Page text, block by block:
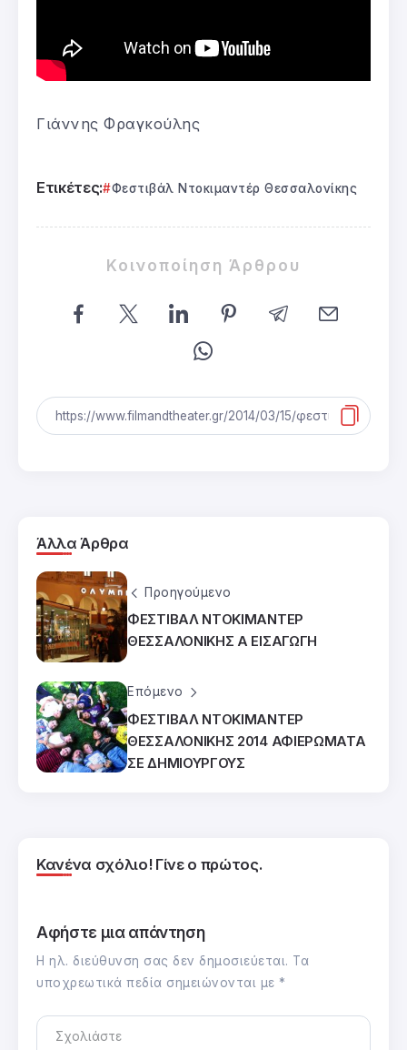
Γιάννης Φραγκούλης
Ετικέτες: Φεστιβάλ Ντοκιμαντέρ Θεσσαλονίκης
Κοινοποίηση Άρθρου
Άλλα Άρθρα
Προηγούμενο
ΦΕΣΤΙΒΑΛ ΝΤΟΚΙΜΑΝΤΕΡ
ΘΕΣΣΑΛΟΝΙΚΗΣ Α ΕΙΣΑΓΩΓΗ
Επόμενο
ΦΕΣΤΙΒΑΛ ΝΤΟΚΙΜΑΝΤΕΡ
ΘΕΣΣΑΛΟΝΙΚΗΣ 2014 ΑΦΙΕΡΩΜΑΤΑ
ΣΕ ΔΗΜΙΟΥΡΓΟΥΣ
Κανένα σχόλιο! Γίνε ο πρώτος.
Αφήστε μια απάντηση
Η ηλ. διεύθυνση σας δεν δημοσιεύεται. Τα
υποχρεωτικά πεδία σημειώνονται με *